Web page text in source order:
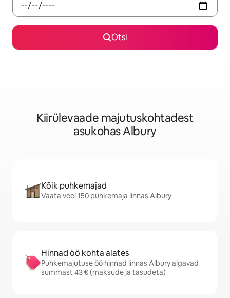
Otsi
Kiirülevaade majutuskohtadest
asukohas Albury
Kõik puhkemajad
Vaata veel 150 puhkemaja linnas Albury
Hinnad öö kohta alates
Puhkemajutuse öö hinnad linnas Albury algavad
summast 43 € (maksude ja tasudeta)